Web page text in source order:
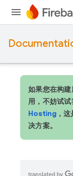
如果您在构
用，不妨试
Hosting，这
决方案。